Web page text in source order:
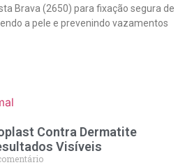
Brava (2650) para fixação segura de
a pele e prevenindo vazamentos
Contra Dermatite
Visíveis